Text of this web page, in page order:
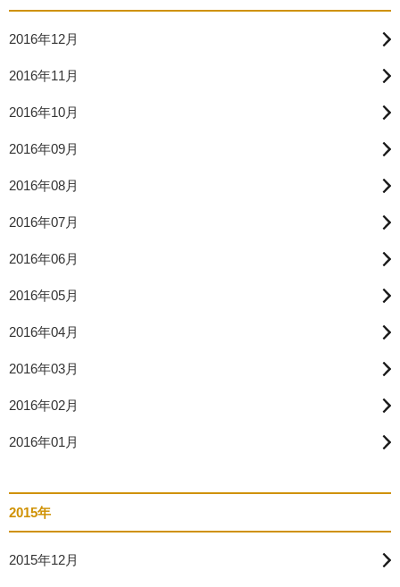
2016年12月
2016年11月
2016年10月
2016年09月
2016年08月
2016年07月
2016年06月
2016年05月
2016年04月
2016年03月
2016年02月
2016年01月
2015年
2015年12月